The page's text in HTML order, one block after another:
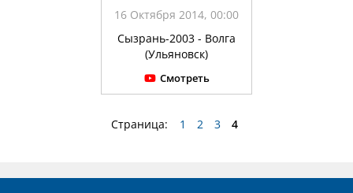
16 Октября 2014, 00:00
Сызрань-2003 - Волга
(Ульяновск)
Смотреть
Страница: 1 2 3 4